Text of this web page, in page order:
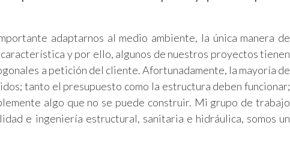
adaptarnos al medio ambiente, la única manera de
y por ello, algunos de nuestros proyectos tienen
a petición del cliente. Afortunadamente, la mayoría de
tanto el presupuesto como la estructura deben funcionar;
algo que no se puede construir. Mi grupo de trabajo
e ingeniería estructural, sanitaria e hidráulica, somos un